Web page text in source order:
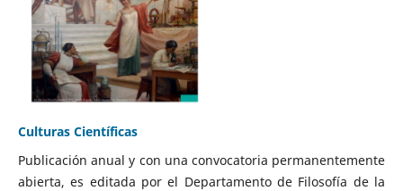
Culturas Científicas
Publicación anual y con una convocatoria permanentemente
abierta, es editada por el Departamento de Filosofía de la